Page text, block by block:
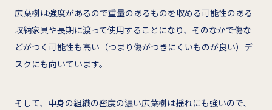
広葉樹は強度があるので重量のあるものを収める可能性のある
収納家具や長期に渡って使用することになり、そのなかで傷な
どがつく可能性も高い（つまり傷がつきにくいものが良い）デ
スクにも向いています。
そして、中身の組織の密度の濃い広葉樹は揺れにも強いので、